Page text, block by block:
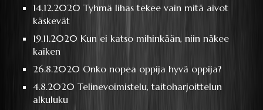
14.12.2020Tyhmä lihas tekee vain mitä aivot
käskevät
19.11.2020 Kun ei katso mihinkään, niin näkee
kaiken
26.8.2020 Onko nopea oppija hyvä oppija?
4.8.2020Telinevoimistelu, taitoharjoittelun
alkuluku